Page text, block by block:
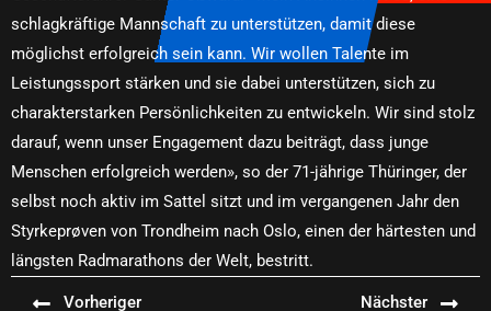
schlagkräftige Mannschaft zu unterstützen, damit diese
möglichst erfolgreich sein kann. Wir wollen Talente im
Leistungssport stärken und sie dabei unterstützen, sich zu
charakterstarken Persönlichkeiten zu entwickeln. Wir sind stolz
darauf, wenn unser Engagement dazu beiträgt, dass junge
Menschen erfolgreich werden», so der 71-jährige Thüringer, der
selbst noch aktiv im Sattel sitzt und im vergangenen Jahr den
Styrkeprøven von Trondheim nach Oslo, einen der härtesten und
längsten Radmarathons der Welt, bestritt.
Vorheriger Nächster